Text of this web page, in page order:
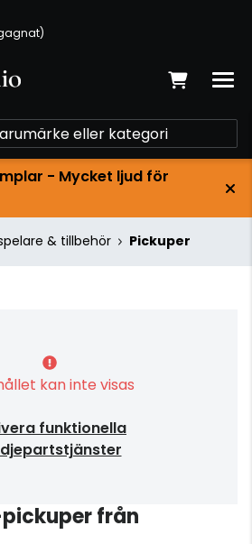
- Mycket ljud för
& tillbehör Pickuper
kan inte visas
funktionella
från